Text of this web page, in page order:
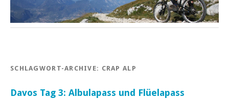
SCHLAGWORT-ARCHIVE: CRAP ALP
Davos Tag 3: Albulapass und Flüelapass